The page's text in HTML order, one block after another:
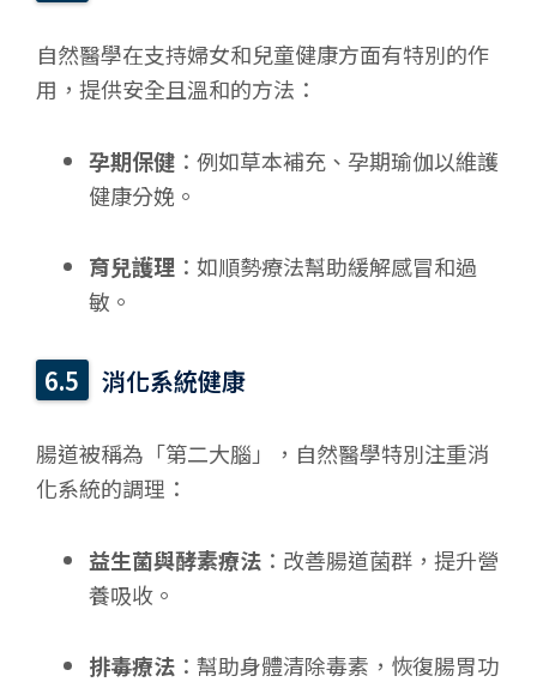
自然醫學在支持婦女和兒童健康方面有特別的作
用，提供安全且溫和的方法：
孕期保健：例如草本補充、孕期瑜伽以維護
健康分娩。
育兒護理：如順勢療法幫助緩解感冒和過
敏。
消化系統健康
腸道被稱為「第二大腦」，自然醫學特別注重消
化系統的調理：
益生菌與酵素療法：改善腸道菌群，提升營
養吸收。
排毒療法：幫助身體清除毒素，恢復腸胃功